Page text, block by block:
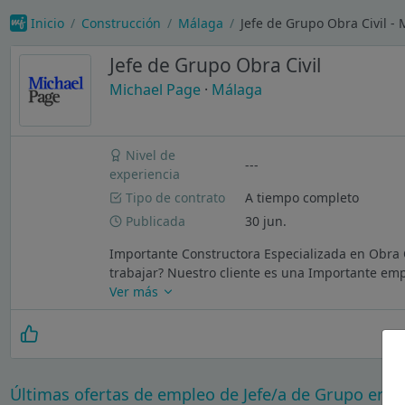
Inicio Construcción Málaga Jefe de Grupo Obra Civil -
Jefe de Grupo Obra Civil
Michael Page · Málaga
Nivel de
experiencia
---
Tipo de contrato
A tiempo completo
Publicada
30 jun.
Importante Constructora Especializada en Obra
trabajar? Nuestro cliente es una Importante
Ver más
Últimas ofertas de empleo de Jefe/a de Grupo en